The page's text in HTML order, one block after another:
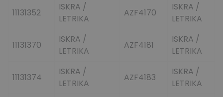
11131352
ISKRA /
LETRIKA
AZF4170
ISKRA /
LETRIKA
11131370
ISKRA /
LETRIKA
AZF4181
ISKRA /
LETRIKA
11131374
ISKRA /
LETRIKA
AZF4183
ISKRA /
LETRIKA